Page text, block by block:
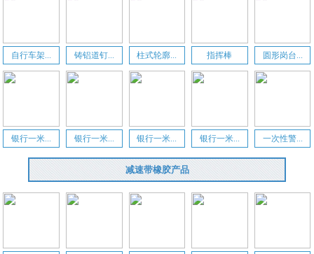
自行车架... 铸铝道钉... 柱式轮廓... 指挥棒 圆形岗台...
银行一米... 银行一米... 银行一米... 银行一米... 一次性警...
减速带橡胶产品